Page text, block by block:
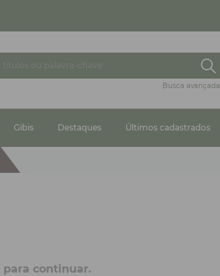
Busca avançada
Gibis Destaques Últimos cadastrados
para continuar.